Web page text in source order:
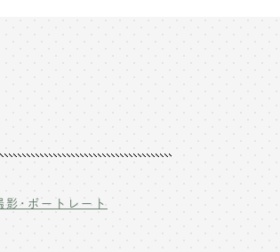
影･ポートレート